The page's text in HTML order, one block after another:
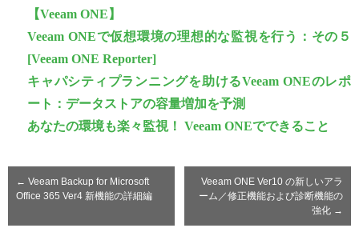
【Veeam ONE】
Veeam ONEで仮想環境の理想的な監視を行う：その５
[Veeam ONE Reporter]
キャパシティプランニングを助けるVeeam ONEのレポ
ート：データストアの容量増加を予測
あなたの環境も楽々監視！ Veeam ONEでできること
← Veeam Backup for Microsoft
Office 365 Ver4 新機能の詳細編
Veeam ONE Ver10 の新しいアラ
ーム／修正機能および診断機能の
強化 →